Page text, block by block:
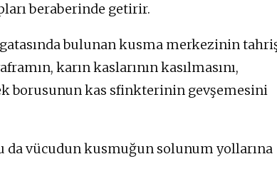
beraberinde getirir.
bulunan kusma merkezinin
karın kaslarının kasılmasını,
borusunun kas sfinkterinin gevşemesini
da vücudun kusmuğun solunum yollarına